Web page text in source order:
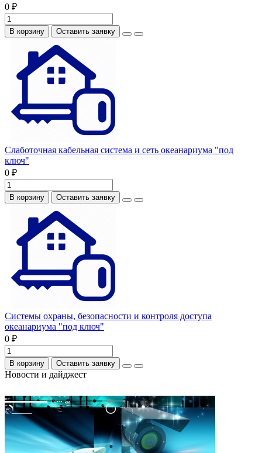
0 ₽
В корзину Оставить заявку
Слаботочная кабельная система и сеть океанариума "под
ключ"
0 ₽
В корзину Оставить заявку
Системы охраны, безопасности и контроля доступа
океанариума "под ключ"
0 ₽
В корзину Оставить заявку
Новости и дайджест